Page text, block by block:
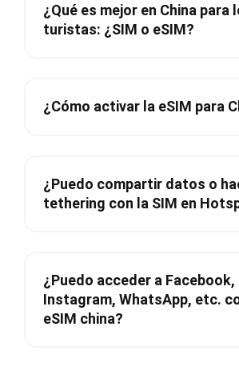
¿Qué es mejor en China para
turistas: ¿SIM o eSIM?
¿Cómo activar la eSIM para
¿Puedo compartir datos o
tethering con la SIM en
¿Puedo acceder a Facebook,
Instagram, WhatsApp, etc.
eSIM china?